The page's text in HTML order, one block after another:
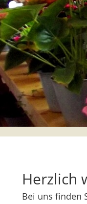
Herzlich
Bei uns finden